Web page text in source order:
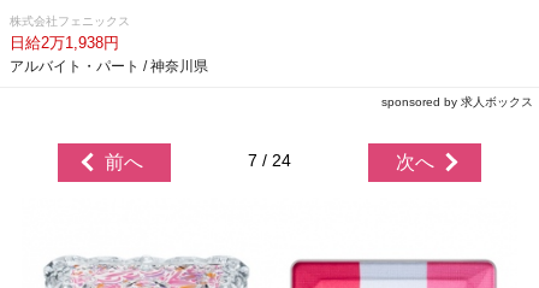
株式会社フェニックス
日給2万1,938円
アルバイト・パート / 神奈川県
sponsored by 求人ボックス
前へ 7 / 24 次へ